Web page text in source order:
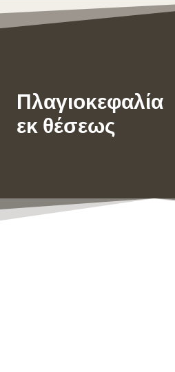
Πλαγιοκεφαλία
εκ θέσεως